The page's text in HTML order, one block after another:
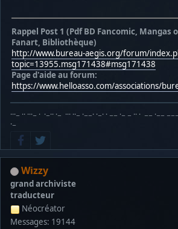
Rappel Post 1 (Pdf BD Fancomic, Mangas
Fanart, Bibliothèque)
http://www.bureau-aegis.org/forum/
topic=13955.msg171438#msg171438
Page d'aide au forum:
https://www.helloasso.com/associations/
···− ·· ···− · ·−·· ·− ··· ··− ·−−· ·−· · −− ·− − ·· · −− ·−− −−−
·−
Wizzy
grand archiviste
traducteur
Néocréator
Messages: 19144